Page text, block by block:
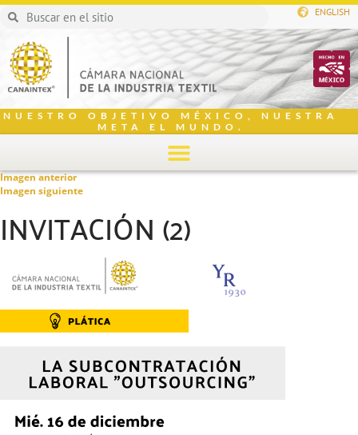
ENGLISH
NUESTRO OBJETIVO MÉXICO, NUESTRA
META EL MUNDO.
Imagen anterior
Imagen siguiente
INVITACIÓN (2)